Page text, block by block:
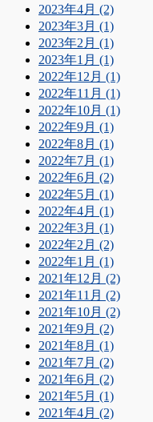
2023年4月 (2)
2023年3月 (1)
2023年2月 (1)
2023年1月 (1)
2022年12月 (1)
2022年11月 (1)
2022年10月 (1)
2022年9月 (1)
2022年8月 (1)
2022年7月 (1)
2022年6月 (2)
2022年5月 (1)
2022年4月 (1)
2022年3月 (1)
2022年2月 (2)
2022年1月 (1)
2021年12月 (2)
2021年11月 (2)
2021年10月 (2)
2021年9月 (2)
2021年8月 (1)
2021年7月 (2)
2021年6月 (2)
2021年5月 (1)
2021年4月 (2)